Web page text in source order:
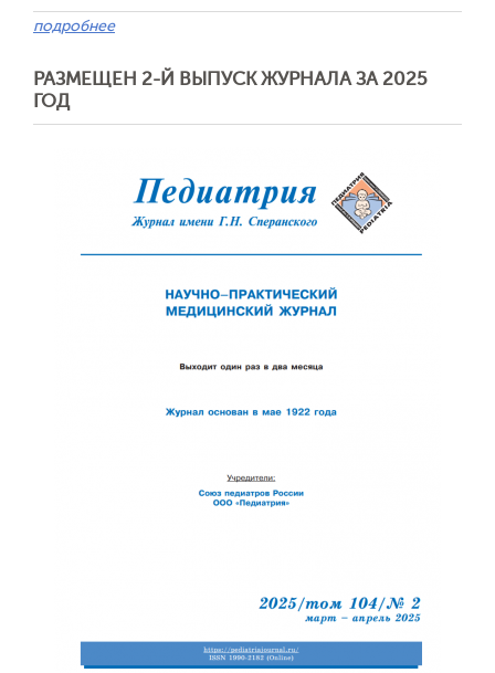
подробнее
РАЗМЕЩЕН 2-Й ВЫПУСК ЖУРНАЛА ЗА 2025
ГОД